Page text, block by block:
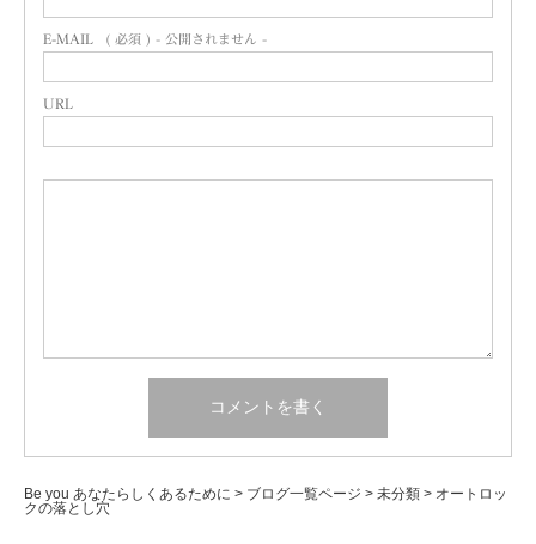
E-MAIL ( 必須 ) - 公開されません -
URL
Be you あなたらしくあるために > ブログ一覧ページ > 未分類 > オートロッ
クの落とし穴